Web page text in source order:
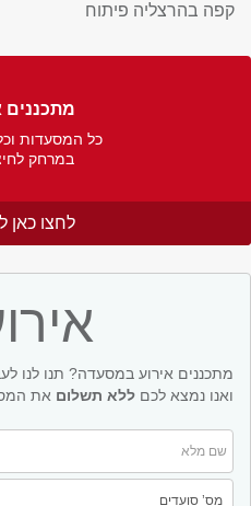
קפה בהרצליה פיתוח
מתכננים
כל המסעדות
במרחק
לחצו כאן
מתכננים אירוע במסעדה? תנו לנו
ואנו נמצא לכם ללא תשלום את